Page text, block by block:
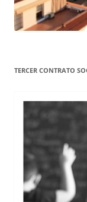
TERCER CONTRATO